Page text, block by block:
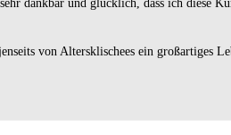
dankbar und glücklich, dass ich diese
von Altersklischees ein großartiges